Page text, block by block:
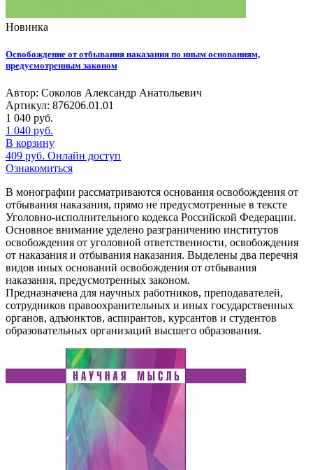
Новинка
Освобождение от отбывания наказания по иным основаниям,
предусмотренным законом
Автор: Соколов Александр Анатольевич
Артикул: 876206.01.01
1 040 руб.
1 040 руб.
В корзину
409 руб. Онлайн доступ
Ознакомиться
В монографии рассматриваются основания освобождения от
отбывания наказания, прямо не предусмотренные в тексте
Уголовно-исполнительного кодекса Российской Федерации.
Основное внимание уделено разграничению институтов
освобождения от уголовной ответственности, освобождения
от наказания и отбывания наказания. Выделены два перечня
видов иных оснований освобождения от отбывания
наказания, предусмотренных законом.
Предназначена для научных работников, преподавателей,
сотрудников правоохранительных и иных государственных
органов, адъюнктов, аспирантов, курсантов и студентов
образовательных организаций высшего образования.